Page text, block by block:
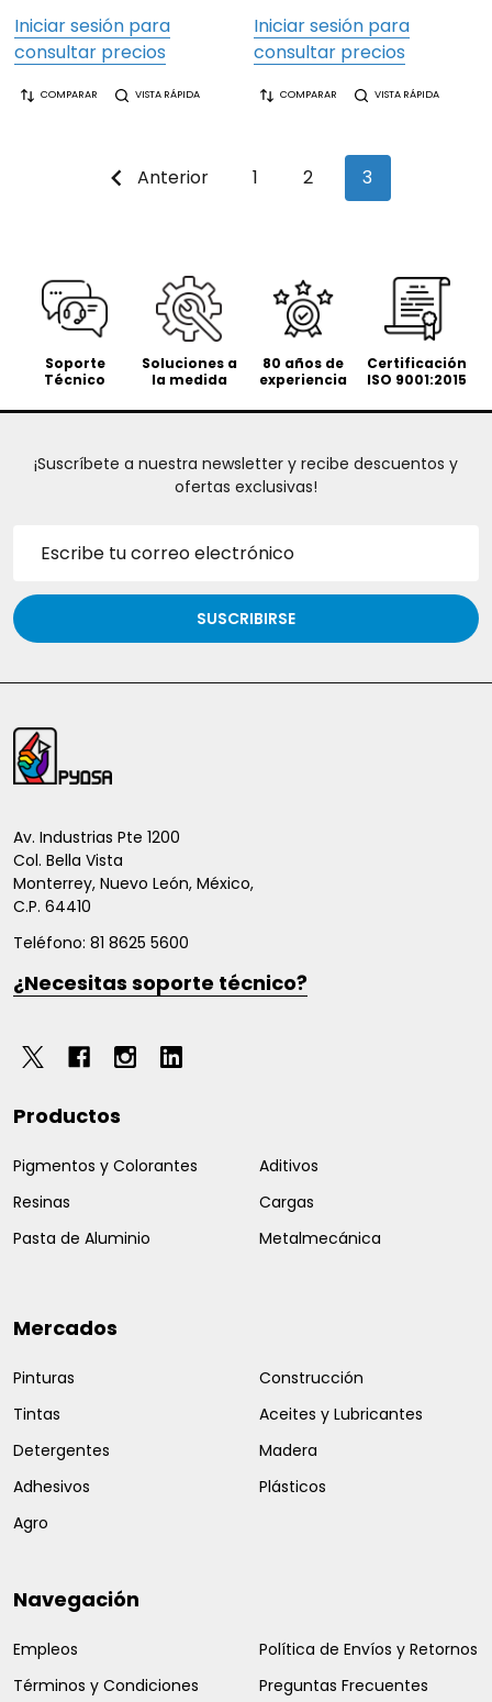
Iniciar sesión para
consultar precios
COMPARAR VISTA RÁPIDA
Iniciar sesión para
consultar precios
COMPARAR VISTA RÁPIDA
Anterior 1 2 3
Soporte
Técnico
Soluciones a
la medida
80 años de
experiencia
Certificación
ISO 9001:2015
¡Suscríbete a nuestra newsletter y recibe descuentos y
ofertas exclusivas!
correo
electrónico
SUSCRIBIRSE
Inicio
del
de
página
Av. Industrias Pte 1200
Col. Bella Vista
Monterrey, Nuevo León, México,
C.P. 64410
Teléfono: 81 8625 5600
¿Necesitas soporte técnico?
Productos
Pigmentos y Colorantes
Resinas
Pasta de Aluminio
Aditivos
Cargas
Metalmecánica
Mercados
Pinturas
Tintas
Detergentes
Adhesivos
Agro
Construcción
Aceites y Lubricantes
Madera
Plásticos
Navegación
Empleos
Términos y Condiciones
Política de Envíos y Retornos
Preguntas Frecuentes